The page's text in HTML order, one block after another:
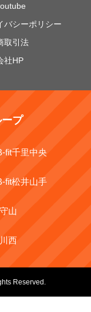
バシーポリシー
取引法
社HP
プ
fit千里中央
fit松井山手
山
西
Reserved.